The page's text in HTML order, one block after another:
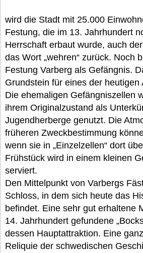
wird die Stadt mit 25.000
Festung, die im 13. Jahrhundert
Herrschaft erbaut wurde, auch
das Wort „wehren“ zurück. Noch
Festung Varberg als Gefängnis.
Grundstein für eines der heutigen
Die ehemaligen Gefängniszellen
ihrem Originalzustand als
Jugendherberge genutzt. Die
früheren Zweckbestimmung
wenn sie in „Einzelzellen“ dort
Frühstück wird in einem kleinen
serviert.
Den Mittelpunkt von Varbergs
Schloss, in dem sich heute das
befindet. Eine sehr gut erhaltene
14. Jahrhundert gefundene
dessen Hauptattraktion. Eine
Reliquie der schwedischen